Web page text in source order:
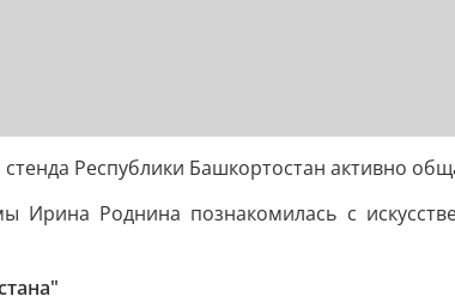
Республики Башкортостан активно
Ирина Роднина познакомилась с